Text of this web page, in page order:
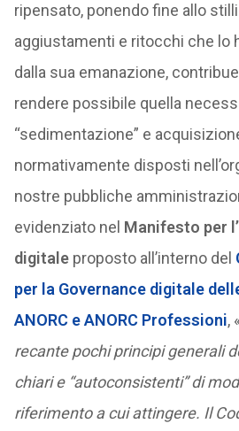
ripensato, ponendo fine allo
aggiustamenti e ritocchi che lo
dalla sua emanazione,
rendere possibile quella
“sedimentazione” e
normativamente disposti
nostre pubbliche
evidenziato nel Manifesto per
digitaleproposto all’interno del
per la Governance digitale
ANORC e ANORC Professioni,
recante pochi principi generali
chiari e “autoconsistenti” di
riferimento a cui attingere. Il